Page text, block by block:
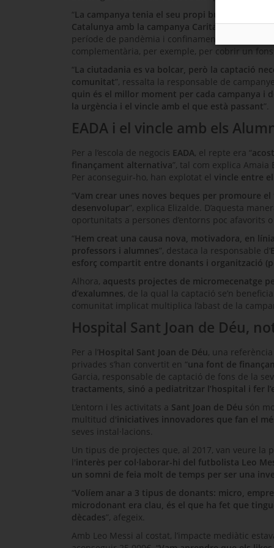
“La campanya tenia el seu propi butlletí:
Catalunya amb la campanya Caritasx3 perquè
període de pandèmia i confinament, han estat
complementària, per exemple, per cobrir un fons
“La ciutadania es va bolcar, però la captació
comunitat”, ressalta la responsable de
quin és el millor moment per cada campanya i
la urgència i el vincle amb el que està passant”.
EADA i el vincle amb els
Per a l’escola de negocis EADA, el repte era “
finançament alternativa”, tal com explica Amaia
Per aconseguir-ho, han explotat el vincle entre
“Vam crear unes noves beques per promoure
desenvolupar”, explica Elizalde. D’aquesta
oportunitats a persones d’entorns poc afavorits
“Hem creat una causa nova, motivadora, en
professors i alumnes”, destaca la responsable d’
esforç compartit entre donants i organització
Alhora, aquests projectes de micromecenatge
d’exalumnes, de la qual la captació se’n
comunitat implicat multiplica l’abast de la
Hospital Sant Joan de Déu,
Per a l’Hospital Sant Joan de Déu, una
privades s’han convertit en “una font de
Garcia, responsable de captació de fons de la
tractaments, sinó a pediatritzar l’hospital i fer
L’entorn i les activitats a Sant Joan de Déu són
multitud d'iniciatives innovadores que fan el
seves instal·lacions.
Un tipus de projectes que, al 2017, van veure
l'interès per col·laborar-hi del futbolista Leo
un somni de feia molt de temps per ser una
“Volíem anar a 3 tipus de donants: micro,
microdonant era clau, és el que ha fet que
dècades”, afegeix.
Amb Leo Messi al costat, l’impacte mediàtic